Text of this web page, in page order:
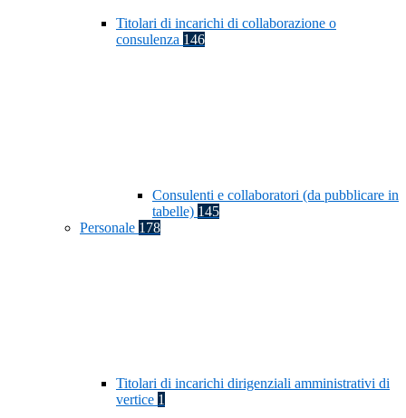
Titolari di incarichi di collaborazione o
consulenza 146
Consulenti e collaboratori (da pubblicare in
tabelle) 145
Personale 178
Titolari di incarichi dirigenziali amministrativi di
vertice 1